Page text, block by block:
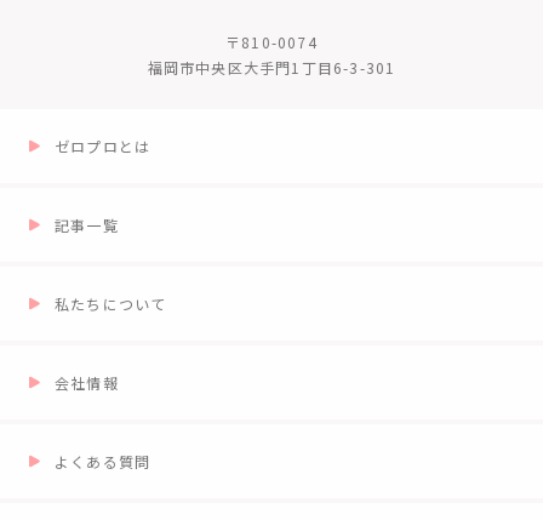
〒810-0074
福岡市中央区大手門1丁目6-3-301
ゼロプロとは
記事一覧
私たちについて
会社情報
よくある質問